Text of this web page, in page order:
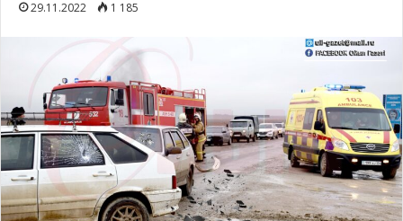
29.11.2022 1 185